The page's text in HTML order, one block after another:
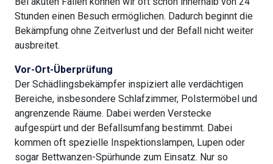
Stunden einen Besuch ermöglichen. Dadurch beginnt die
Bekämpfung ohne Zeitverlust und der Befall nicht weiter
ausbreitet.
Vor-Ort-Überprüfung
Der Schädlingsbekämpfer inspiziert alle verdächtigen
Bereiche, insbesondere Schlafzimmer, Polstermöbel und
angrenzende Räume. Dabei werden Verstecke
aufgespürt und der Befallsumfang bestimmt. Dabei
kommen oft spezielle Inspektionslampen, Lupen oder
sogar Bettwanzen-Spürhunde zum Einsatz. Nur so